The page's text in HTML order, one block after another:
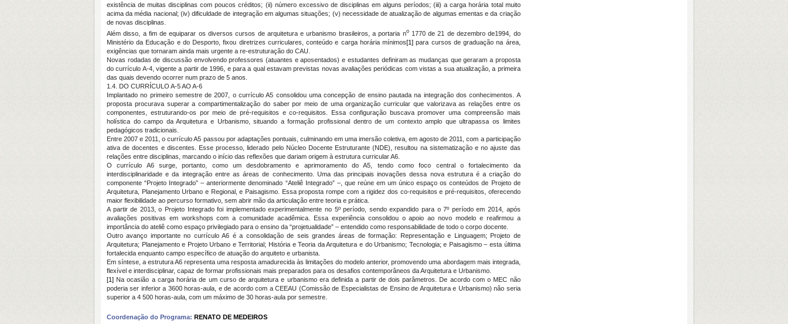
existência de muitas disciplinas com poucos créditos; (ii) número excessivo de disciplinas em alguns períodos; (iii) a carga horária total muito
acima da média nacional; (iv) dificuldade de integração em algumas situações; (v) necessidade de atualização de algumas ementas e da criação
de novas disciplinas.
Além disso, a fim de equiparar os diversos cursos de arquitetura e urbanismo brasileiros, a portaria no1770 de 21 de dezembro de1994, do
Ministério da Educação e do Desporto, fixou diretrizes curriculares, conteúdo e carga horária mínimos[1] para cursos de graduação na área,
exigências que tornaram ainda mais urgente a re-estruturação do CAU.
Novas rodadas de discussão envolvendo professores (atuantes e aposentados) e estudantes definiram as mudanças que geraram a proposta
do currículo A-4, vigente a partir de 1996, e para a qual estavam previstas novas avaliações periódicas com vistas a sua atualização, a primeira
das quais devendo ocorrer num prazo de 5 anos.
1.4. DO CURRÍCULO A-5 AO A-6
Implantado no primeiro semestre de 2007, o currículo A5 consolidou uma concepção de ensino pautada na integração dos conhecimentos. A
proposta procurava superar a compartimentalização do saber por meio de uma organização curricular que valorizava as relações entre os
componentes, estruturando-os por meio de pré-requisitos e co-requisitos. Essa configuração buscava promover uma compreensão mais
holística do campo da Arquitetura e Urbanismo, situando a formação profissional dentro de um contexto amplo que ultrapassa os limites
pedagógicos tradicionais.
Entre 2007 e 2011, o currículo A5 passou por adaptações pontuais, culminando em uma imersão coletiva, em agosto de 2011, com a participação
ativa de docentes e discentes. Esse processo, liderado pelo Núcleo Docente Estruturante (NDE), resultou na sistematização e no ajuste das
relações entre disciplinas, marcando o início das reflexões que dariam origem à estrutura curricular A6.
O currículo A6 surge, portanto, como um desdobramento e aprimoramento do A5, tendo como foco central o fortalecimento da
interdisciplinaridade e da integração entre as áreas de conhecimento. Uma das principais inovações dessa nova estrutura é a criação do
componente “Projeto Integrado” – anteriormente denominado “Ateliê Integrado” –, que reúne em um único espaço os conteúdos de Projeto de
Arquitetura, Planejamento Urbano e Regional, e Paisagismo. Essa proposta rompe com a rigidez dos co-requisitos e pré-requisitos, oferecendo
maior flexibilidade ao percurso formativo, sem abrir mão da articulação entre teoria e prática.
A partir de 2013, o Projeto Integrado foi implementado experimentalmente no 5º período, sendo expandido para o 7º período em 2014, após
avaliações positivas em workshops com a comunidade acadêmica. Essa experiência consolidou o apoio ao novo modelo e reafirmou a
importância do ateliê como espaço privilegiado para o ensino da “projetualidade” – entendido como responsabilidade de todo o corpo docente.
Outro avanço importante no currículo A6 é a consolidação de seis grandes áreas de formação: Representação e Linguagem; Projeto de
Arquitetura; Planejamento e Projeto Urbano e Territorial; História e Teoria da Arquitetura e do Urbanismo; Tecnologia; e Paisagismo – esta última
fortalecida enquanto campo específico de atuação do arquiteto e urbanista.
Em síntese, a estrutura A6 representa uma resposta amadurecida às limitações do modelo anterior, promovendo uma abordagem mais integrada,
flexível e interdisciplinar, capaz de formar profissionais mais preparados para os desafios contemporâneos da Arquitetura e Urbanismo.
[1] Na ocasião a carga horária de um curso de arquitetura e urbanismo era definida a partir de dois parâmetros. De acordo com o MEC não
poderia ser inferior a 3600 horas-aula, e de acordo com a CEEAU (Comissão de Especialistas de Ensino de Arquitetura e Urbanismo) não seria
superior a 4 500 horas-aula, com um máximo de 30 horas-aula por semestre.
Coordenação do Programa: RENATO DE MEDEIROS